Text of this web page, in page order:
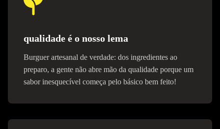
qualidade é o nosso lema
Burguer artesanal de verdade: dos ingredientes ao
preparo, a gente não abre mão da qualidade porque um
sabor inesquecível começa pelo básico bem feito!